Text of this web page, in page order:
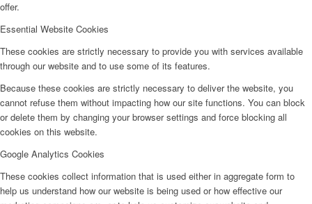
offer.
Essential Website Cookies
These cookies are strictly necessary to provide you with services available
through our website and to use some of its features.
Because these cookies are strictly necessary to deliver the website, you
cannot refuse them without impacting how our site functions. You can block
or delete them by changing your browser settings and force blocking all
cookies on this website.
Google Analytics Cookies
These cookies collect information that is used either in aggregate form to
help us understand how our website is being used or how effective our